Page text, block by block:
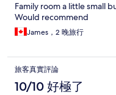
Family room a little small
Would recommend
James，2 晚旅行
旅客真實評論
10/10 好極了